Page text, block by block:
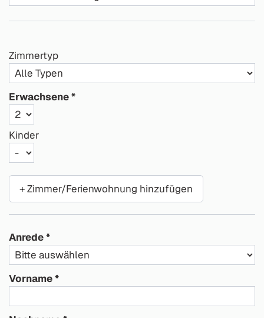
Zimmertyp
Erwachsene
Kinder
+ Zimmer/Ferienwohnung hinzufügen
Anrede
Vorname